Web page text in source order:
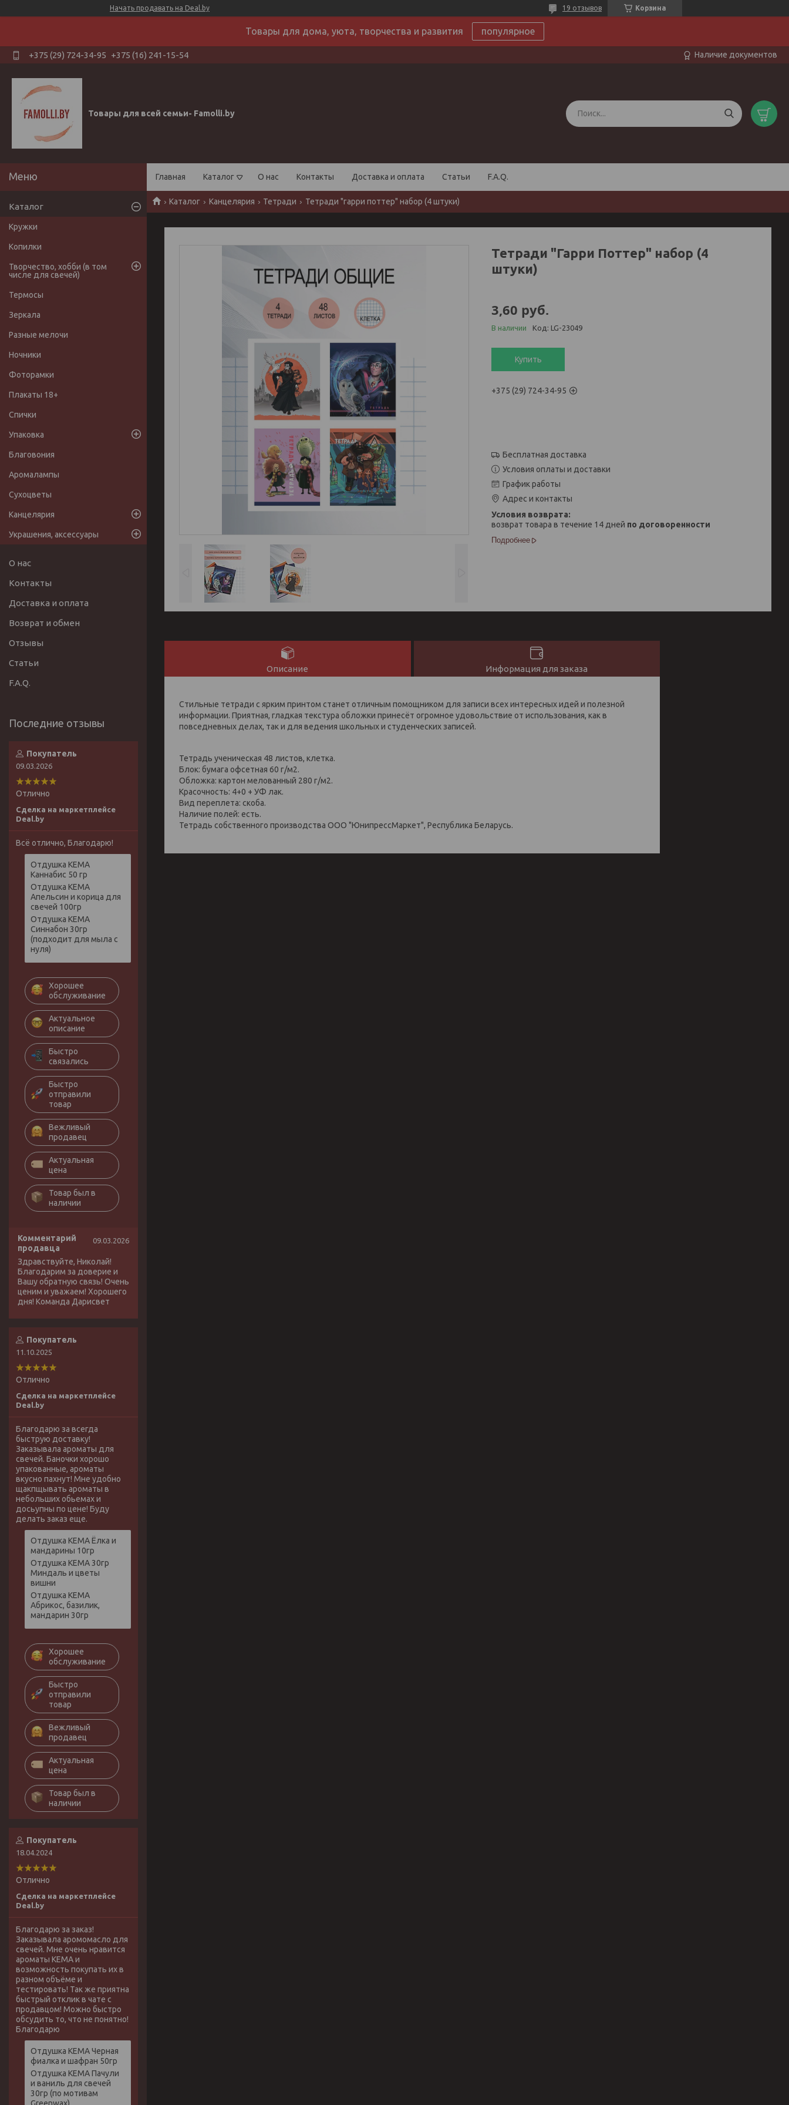
Начать продавать на Deal.by Корзина
19 отзывов
Товары для дома, уюта, творчества и развития популярное
+375 (29) 724-34-95 +375 (16) 241-15-54 Наличие документов
Товары для всей семьи- Famolli.by
Главная Каталог О нас Контакты Доставка и оплата Статьи F.A.Q.
Каталог Канцелярия Тетради Тетради "гарри поттер" набор (4 штуки)
Тетради "Гарри Поттер" набор (4
штуки)
3,60 руб.
В наличии Код: LG-23049
Купить
+375 (29) 724-34-95
Бесплатная доставка
Условия оплаты и доставки
График работы
Адрес и контакты
возврат товара в течение 14 дней по договоренности
Подробнее
Описание Информация для заказа
Стильные тетради с ярким принтом станет отличным помощником для записи всех интересных идей и полезной
информации. Приятная, гладкая текстура обложки принесёт огромное удовольствие от использования, как в
повседневных делах, так и для ведения школьных и студенческих записей.
Тетрадь ученическая 48 листов, клетка.
Блок: бумага офсетная 60 г/м2.
Обложка: картон мелованный 280 г/м2.
Красочность: 4+0 + УФ лак.
Вид переплета: скоба.
Наличие полей: есть.
Тетрадь собственного производства ООО "ЮнипрессМаркет", Республика Беларусь.
Каталог
Кружки
Копилки
Творчество, хобби (в том
числе для свечей)
Термосы
Зеркала
Разные мелочи
Ночники
Фоторамки
Плакаты 18+
Спички
Упаковка
Благовония
Аромалампы
Сухоцветы
Канцелярия
Украшения, аксессуары
О нас
Контакты
Доставка и оплата
Возврат и обмен
Отзывы
Статьи
F.A.Q.
Покупатель
09.03.2026
Отлично
Сделка на маркетплейсе
Deal.by
Всё отлично, Благодарю!
Отдушка КЕМА
Каннабис 50 гр
Отдушка КЕМА
Апельсин и корица для
свечей 100гр
Отдушка КЕМА
Синнабон 30гр
(подходит для мыла с
нуля)
Хорошее
обслуживание
Актуальное
описание
Быстро
связались
Быстро
отправили
товар
Вежливый
продавец
Актуальная
цена
Товар был в
наличии
Комментарий
продавца
09.03.2026
Здравствуйте, Николай!
Благодарим за доверие и
Вашу обратную связь! Очень
ценим и уважаем! Хорошего
дня! Команда Дарисвет
Покупатель
11.10.2025
Отлично
Сделка на маркетплейсе
Deal.by
Благодарю за всегда
быструю доставку!
Заказывала ароматы для
свечей. Баночки хорошо
упакованные, ароматы
вкусно пахнут! Мне удобно
щакпщывать ароматы в
небольших обьемах и
досьупны по цене! Буду
делать заказ еще.
Отдушка КЕМА Ёлка и
мандарины 10гр
Отдушка КЕМА 30гр
Миндаль и цветы
вишни
Отдушка КЕМА
Абрикос, базилик,
мандарин 30гр
Хорошее
обслуживание
Быстро
отправили
товар
Вежливый
продавец
Актуальная
цена
Товар был в
наличии
Покупатель
18.04.2024
Отлично
Сделка на маркетплейсе
Deal.by
Благодарю за заказ!
Заказывала аромомасло для
свечей. Мне очень нравится
ароматы КЕМА и
возможность покупать их в
разном объёме и
тестировать! Так же приятна
быстрый отклик в чате с
продавцом! Можно быстро
обсудить то, что не понятно!
Благодарю
Отдушка КЕМА Черная
фиалка и шафран 50гр
Отдушка КЕМА Пачули
и ваниль для свечей
30гр (по мотивам